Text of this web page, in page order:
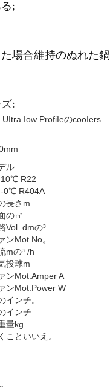
;
場合維持のぬれた
:
UItra Iow ProfiIeのcooIers
ル
10℃ R22
-0℃ R404A
長さm
の㎡
Vol. dmの³
ンMot.No。
mの³ /h
投球m
ンMot.Amper A
ンMot.Power W
インチ。
インチ
量kg
こといいえ。